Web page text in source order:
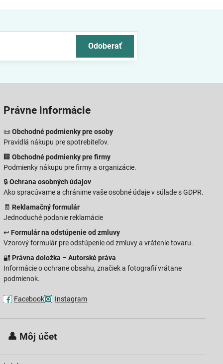
Odoberať
Právne informácie
📜Obchodné podmienky pre osoby
Pravidlá nákupu pre spotrebiteľov.
🏢Obchodné podmienky pre firmy
Podmienky nákupu pre firmy a organizácie.
🔒Ochrana osobných údajov
Ako spracúvame a chránime vaše osobné údaje v súlade s GDPR.
🧾 Reklamačný formulár
Jednoduché podanie reklamácie
↩️ Formulár na odstúpenie od zmluvy
Vzorový formulár pre odstúpenie od zmluvy a vrátenie tovaru.
🔐 Právna doložka – Autorské práva
Informácie o ochrane obsahu, značiek a fotografií vrátane
podmienok.
Facebook Instagram
Môj účet